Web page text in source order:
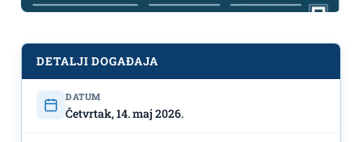
Izložba akademskog umjetnika Pera
Nikčevića pod nazivom „Ženstvena
priroda”, 14. maj-10.jun, Moderna
DETALJI DOGAĐAJA
DATUM
Četvrtak, 14. maj 2026.